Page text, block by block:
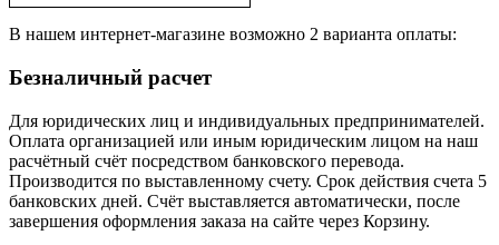
В нашем интернет-магазине возможно 2 варианта оплаты:
Безналичный расчет
Для юридических лиц и индивидуальных предпринимателей.
Оплата организацией или иным юридическим лицом на наш
расчётный счёт посредством банковского перевода.
Производится по выставленному счету. Срок действия счета 5
банковских дней. Счёт выставляется автоматически, после
завершения оформления заказа на сайте через Корзину.